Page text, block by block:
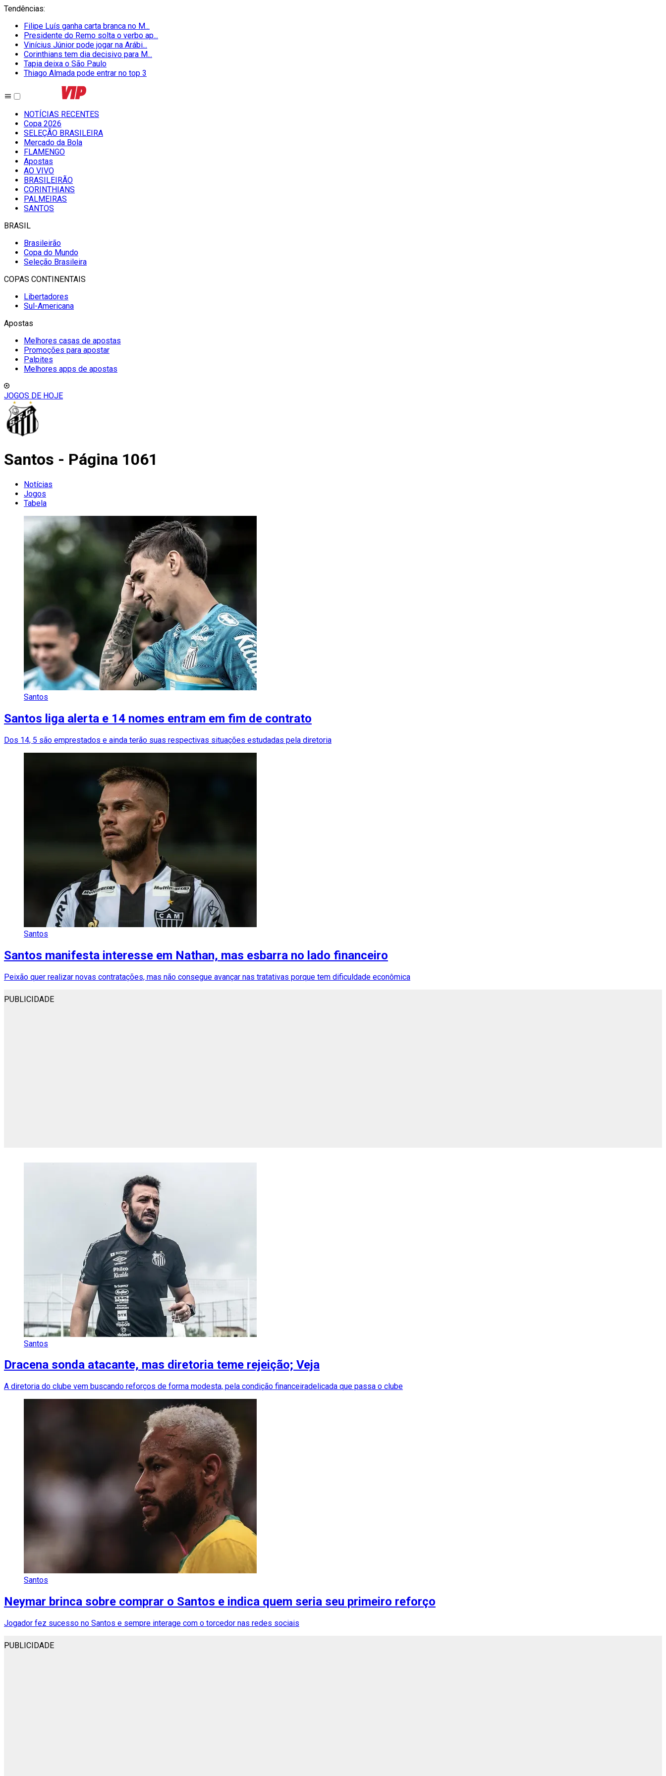
Tendências:
Filipe Luís ganha carta branca no M...
Presidente do Remo solta o verbo ap...
Vinícius Júnior pode jogar na Arábi...
Corinthians tem dia decisivo para M...
Tapia deixa o São Paulo
Thiago Almada pode entrar no top 3
NOTÍCIAS RECENTES
Copa 2026
SELEÇÃO BRASILEIRA
Mercado da Bola
FLAMENGO
Apostas
AO VIVO
BRASILEIRÃO
CORINTHIANS
PALMEIRAS
SANTOS
BRASIL
Brasileirão
Copa do Mundo
Seleção Brasileira
COPAS CONTINENTAIS
Libertadores
Sul-Americana
Apostas
Melhores casas de apostas
Promoções para apostar
Palpites
Melhores apps de apostas
JOGOS DE HOJE
Santos - Página 1061
Notícias
Jogos
Tabela
Santos
Santos liga alerta e 14 nomes entram em fim de contrato
Dos 14, 5 são emprestados e ainda terão suas respectivas situações estudadas pela diretoria
Santos
Santos manifesta interesse em Nathan, mas esbarra no lado financeiro
Peixão quer realizar novas contratações, mas não consegue avançar nas tratativas porque tem dificuldade econômica
PUBLICIDADE
Santos
Dracena sonda atacante, mas diretoria teme rejeição; Veja
A diretoria do clube vem buscando reforços de forma modesta, pela condição financeiradelicada que passa o clube
Santos
Neymar brinca sobre comprar o Santos e indica quem seria seu primeiro reforço
Jogador fez sucesso no Santos e sempre interage com o torcedor nas redes sociais
PUBLICIDADE